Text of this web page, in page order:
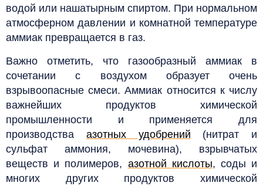
водой или нашатырным спиртом. При нормальном
атмосферном давлении и комнатной температуре
аммиак превращается в газ.
Важно отметить, что газообразный аммиак в
сочетании с воздухом образует очень
взрывоопасные смеси.Аммиак относится к числу
важнейших продуктов химической
промышленности и применяется для
производства азотных удобрений (нитрат и
сульфат аммония, мочевина), взрывчатых
веществ и полимеров, азотной кислоты, соды и
многих других продуктов химической